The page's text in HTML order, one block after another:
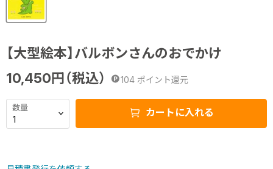
【大型絵本】バルボンさんのおでかけ
10,450円（税込） 104 ポイント還元
数量 カートに入れる